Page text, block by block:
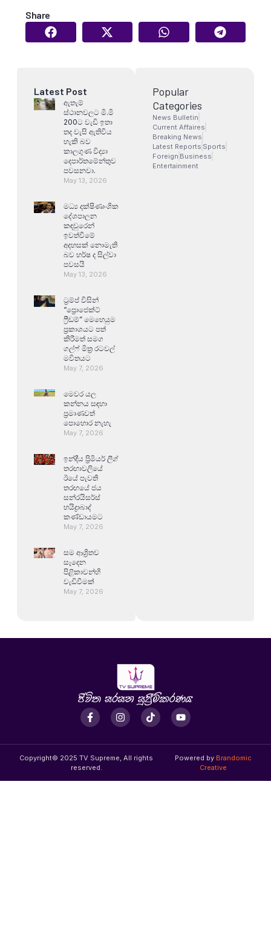
Share
Latest Post
ඇතැම්
ස්ථානවලට මි.මි
200ට වැඩි ඉතා
තද වැසි ඇතිවිය
හැකි බව
කාලගුණ විද්‍යා
දෙපාර්තමේන්තුව
පවසනවා.
May 13, 2026
මධ්‍ය දක්ෂිණාංශික
දේශපාලන
කඳවුරෙන්
ඉවත්වීමේ
අදහසක් නොමැති
බව හර්ෂ ද සිල්වා
පවසයි
May 13, 2026
ට්‍රම්ප් විසින්
“ප්‍රොජෙක්ට්
ෆ්‍රීඩම්” මෙහෙයුම
ප්‍රකාශයට පත්
කිරීමත් සමග
ගල්ෆ් මිත්‍ර රටවල්
මවිතයට
May 7, 2026
මෙවර යල
කන්නය සඳහා
ප්‍රමාණවත්
පොහොර නැහැ
May 7, 2026
ඉන්දීය ප්‍රිමියර් ලීග්
තරඟාවලියේ
ඊයේ පැවති
තරඟයේ ජය
සන්රයිසර්ස්
හයිද්‍රාබාද්
කණ්ඩායමට
May 7, 2026
සම ආශ්‍රිතව
සෑදෙන
පිළිකාවන්හි
වැඩිවීමක්
May 7, 2026
Popular
Categories
News Bulletin
Current Affaires
Breaking News
Latest Reports Sports
Foreign Business
Entertainment
Copyright© 2025 TV Supreme, All rights
reserved.
Powered by Brandomic
Creative